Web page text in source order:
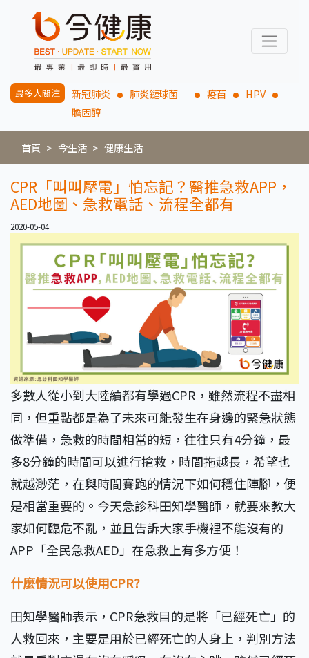
最多人關注 新冠肺炎 肺炎鏈球菌 疫苗
HPV
膽固醇
首頁 今生活 健康生活
CPR「叫叫壓電」怕忘記？醫推急救APP，
AED地圖、急救電話、流程全都有
2020-05-04
多數人從小到大陸續都有學過CPR，雖然流程不盡相
同，但重點都是為了未來可能發生在身邊的緊急狀態
做準備，急救的時間相當的短，往往只有4分鐘，最
多8分鐘的時間可以進行搶救，時間拖越長，希望也
就越渺茫，在與時間賽跑的情況下如何穩住陣腳，便
是相當重要的。今天急診科田知學醫師，就要來教大
家如何臨危不亂，並且告訴大家手機裡不能沒有的
APP「全民急救AED」在急救上有多方便！
什麼情況可以使用CPR?
田知學醫師表示，CPR急救目的是將「已經死亡」的
人救回來，主要是用於已經死亡的人身上，判別方法